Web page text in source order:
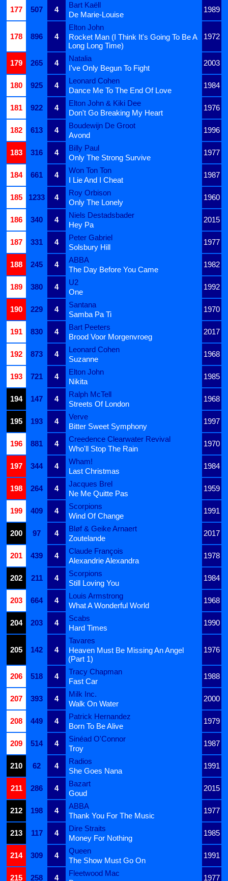
177
507 4
Bart Kaëll
1989
De Marie-Louise
178 896 4
Elton John
1972
Rocket Man (I Think It's Going To Be A
Long Long Time)
179
265 4
Natalia
2003
I've Only Begun To Fight
180
925 4
Leonard Cohen
1984
Dance Me To The End Of Love
181
922 4
Elton John & Kiki Dee
1976
Don't Go Breaking My Heart
182
613 4
Boudewijn De Groot
1996
Avond
183
316 4
Billy Paul
1977
Only The Strong Survive
184
661 4
Won Ton Ton
1987
I Lie And I Cheat
185
1233 4
Roy Orbison
1960
Only The Lonely
186
340 4
Niels Destadsbader
2015
Hey Pa
187
331 4
Peter Gabriel
1977
Solsbury Hill
188
245 4
ABBA
1982
The Day Before You Came
189
380 4
U2
1992
One
190
229 4
Santana
1970
Samba Pa Ti
191
830 4
Bart Peeters
2017
Brood Voor Morgenvroeg
192
873 4
Leonard Cohen
1968
Suzanne
193
721 4
Elton John
1985
Nikita
194
147 4
Ralph McTell
1968
Streets Of London
195
193 4
Verve
1997
Bitter Sweet Symphony
196
881 4
Creedence Clearwater Revival
1970
Who'll Stop The Rain
197
344 4
Wham!
1984
Last Christmas
198
264 4
Jacques Brel
1959
Ne Me Quitte Pas
199
409 4
Scorpions
1991
Wind Of Change
200
97 4
Bløf & Geike Arnaert
2017
Zoutelande
201
439 4
Claude François
1978
Alexandrie Alexandra
202
211 4
Scorpions
1984
Still Loving You
203
664 4
Louis Armstrong
1968
What A Wonderful World
204
203 4
Scabs
1990
Hard Times
205 142 4
Tavares
1976
Heaven Must Be Missing An Angel
(Part 1)
206
518 4
Tracy Chapman
1988
Fast Car
207
393 4
Milk Inc.
2000
Walk On Water
208
449 4
Patrick Hernandez
1979
Born To Be Alive
209
514 4
Sinéad O'Connor
1987
Troy
210
62 4
Radios
1991
She Goes Nana
211
286 4
Bazart
2015
Goud
212
198 4
ABBA
1977
Thank You For The Music
213
117 4
Dire Straits
1985
Money For Nothing
214
309 4
Queen
1991
The Show Must Go On
215
258 4
Fleetwood Mac
1977